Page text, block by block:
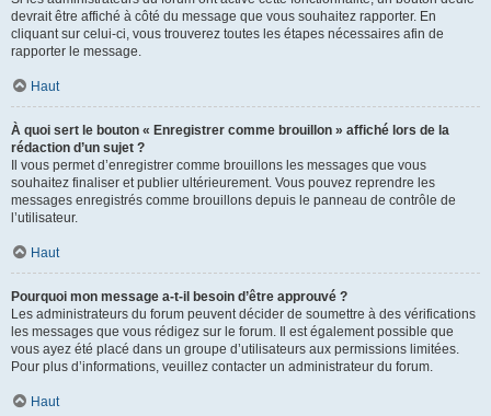
devrait être affiché à côté du message que vous souhaitez rapporter. En
cliquant sur celui-ci, vous trouverez toutes les étapes nécessaires afin de
rapporter le message.
Haut
À quoi sert le bouton « Enregistrer comme brouillon » affiché lors de la
rédaction d’un sujet ?
Il vous permet d’enregistrer comme brouillons les messages que vous
souhaitez finaliser et publier ultérieurement. Vous pouvez reprendre les
messages enregistrés comme brouillons depuis le panneau de contrôle de
l’utilisateur.
Haut
Pourquoi mon message a-t-il besoin d’être approuvé ?
Les administrateurs du forum peuvent décider de soumettre à des vérifications
les messages que vous rédigez sur le forum. Il est également possible que
vous ayez été placé dans un groupe d’utilisateurs aux permissions limitées.
Pour plus d’informations, veuillez contacter un administrateur du forum.
Haut